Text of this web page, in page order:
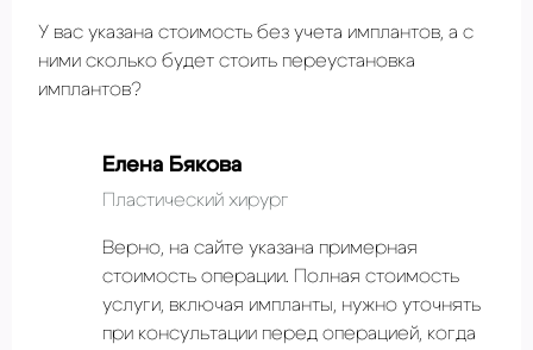
У вас указана стоимость без учета имплантов, а с
ними сколько будет стоить переустановка
имплантов?
Елена Бякова
Пластический хирург
Верно, на сайте указана примерная
стоимость операции. Полная стоимость
услуги, включая импланты, нужно уточнять
при консультации перед операцией, когда